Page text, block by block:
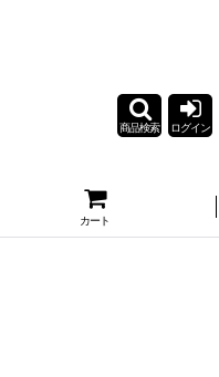
商品検索 ログイン
カート